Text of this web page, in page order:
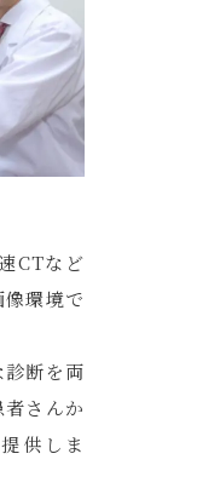
CTなど
環境で
断を両
さんか
供しま